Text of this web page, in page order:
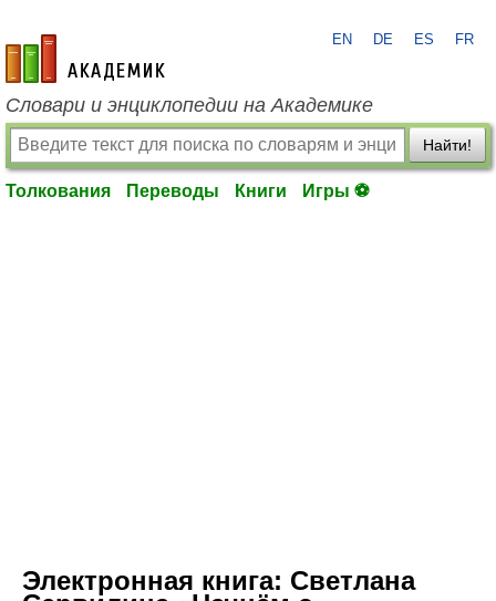
academic.ru
EN DE ES FR
Словари и энциклопедии на Академике
Найти!
Толкования Переводы Книги Игры ⚽
Электронная книга: Светлана